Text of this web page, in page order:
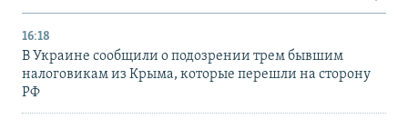
16:18
В Украине сообщили о подозрении трем бывшим
налоговикам из Крыма, которые перешли на сторону
РФ